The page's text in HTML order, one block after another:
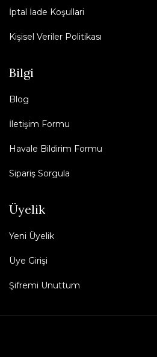
İptal İade Koşullari
Kişisel Veriler Politikası
Bilgi
Blog
İletişim Formu
Havale Bildirim Formu
Sipariş Sorgula
Üyelik
Yeni Üyelik
Üye Girişi
Şifremi Unuttum